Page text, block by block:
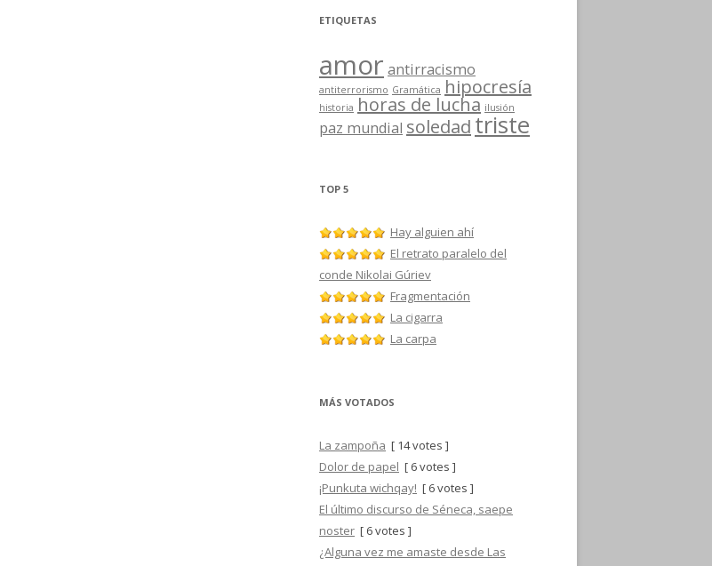
ETIQUETAS
amor antirracismo
antiterrorismo Gramática hipocresía
historia horas de lucha ilusión
paz mundial soledad triste
TOP 5
Hay alguien ahí
El retrato paralelo del
conde Nikolai Gúriev
Fragmentación
La cigarra
La carpa
MÁS VOTADOS
La zampoña [ 14 votes ]
Dolor de papel [ 6 votes ]
¡Punkuta wichqay! [ 6 votes ]
El último discurso de Séneca, saepe
noster [ 6 votes ]
¿Alguna vez me amaste desde Las